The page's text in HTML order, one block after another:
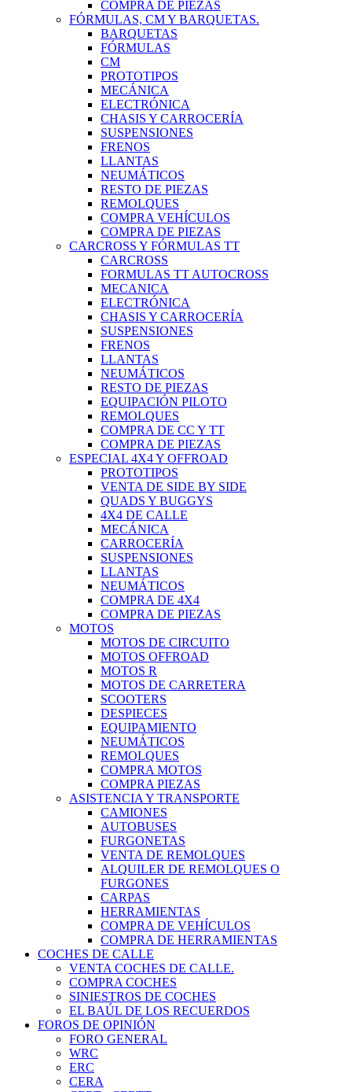
COMPRA DE PIEZAS
FÓRMULAS, CM Y BARQUETAS.
BARQUETAS
FÓRMULAS
CM
PROTOTIPOS
MECÁNICA
ELECTRÓNICA
CHASIS Y CARROCERÍA
SUSPENSIONES
FRENOS
LLANTAS
NEUMÁTICOS
RESTO DE PIEZAS
REMOLQUES
COMPRA VEHÍCULOS
COMPRA DE PIEZAS
CARCROSS Y FÓRMULAS TT
CARCROSS
FORMULAS TT AUTOCROSS
MECANICA
ELECTRÓNICA
CHASIS Y CARROCERÍA
SUSPENSIONES
FRENOS
LLANTAS
NEUMÁTICOS
RESTO DE PIEZAS
EQUIPACIÓN PILOTO
REMOLQUES
COMPRA DE CC Y TT
COMPRA DE PIEZAS
ESPECIAL 4X4 Y OFFROAD
PROTOTIPOS
VENTA DE SIDE BY SIDE
QUADS Y BUGGYS
4X4 DE CALLE
MECÁNICA
CARROCERÍA
SUSPENSIONES
LLANTAS
NEUMÁTICOS
COMPRA DE 4X4
COMPRA DE PIEZAS
MOTOS
MOTOS DE CIRCUITO
MOTOS OFFROAD
MOTOS R
MOTOS DE CARRETERA
SCOOTERS
DESPIECES
EQUIPAMIENTO
NEUMÁTICOS
REMOLQUES
COMPRA MOTOS
COMPRA PIEZAS
ASISTENCIA Y TRANSPORTE
CAMIONES
AUTOBUSES
FURGONETAS
VENTA DE REMOLQUES
ALQUILER DE REMOLQUES O
FURGONES
CARPAS
HERRAMIENTAS
COMPRA DE VEHÍCULOS
COMPRA DE HERRAMIENTAS
COCHES DE CALLE
VENTA COCHES DE CALLE.
COMPRA COCHES
SINIESTROS DE COCHES
EL BAÚL DE LOS RECUERDOS
FOROS DE OPINIÓN
FORO GENERAL
WRC
ERC
CERA